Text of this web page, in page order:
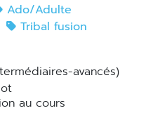
Ado/Adulte
Tribal fusion
avancés)
au cours